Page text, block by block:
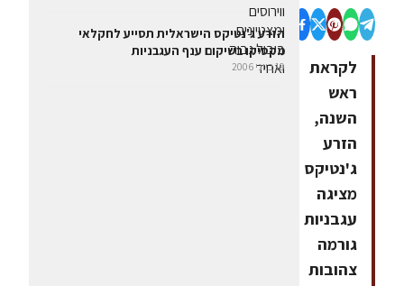
לקראת
ראש
השנה,
הזרע
ג'נטיקס
מציגה
עגבניות
גורמה
צהובות
הזרע ג'נטיקס הישראלית תסייע לחקלאי
מקסיקו בשיקום ענף העגבניות
19 ביוני 2006